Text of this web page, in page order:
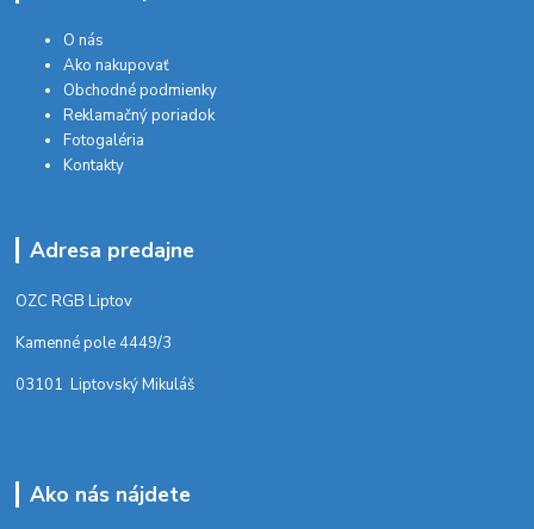
O nás
Ako nakupovať
Obchodné podmienky
Reklamačný poriadok
Fotogaléria
Kontakty
Adresa predajne
OZC RGB Liptov
Kamenné pole 4449/3
03101 Liptovský Mikuláš
Ako nás nájdete